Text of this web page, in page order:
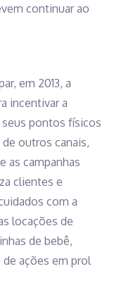
continuar ao
em 2013, a
incentivar a
pontos físicos
outros canais,
as campanhas
clientes e
com a
locações de
de bebê,
ações em prol